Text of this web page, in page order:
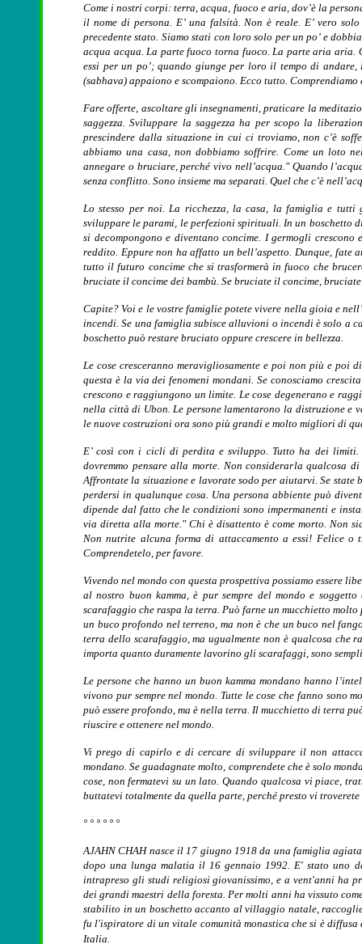
Come i nostri corpi: terra, acqua, fuoco e aria, dov’è la
il nome di persona. E’ una falsità. Non è reale. E’ vero
precedente stato. Siamo stati con loro solo per un po’ e
acqua acqua. La parte fuoco torna fuoco. La parte aria
essi per un po’; quando giunge per loro il tempo di
(sabhava) appaiono e scompaiono. Ecco tutto.
Fare offerte, ascoltare gli insegnamenti, praticare la
saggezza. Sviluppare la saggezza ha per scopo la
prescindere dalla situazione in cui ci troviamo, non c’è
abbiamo una casa, non dobbiamo soffrire. Come un loto
annegare o bruciare, perché vivo nell’acqua." Quando
senza conflitto. Sono insieme ma separati. Quel che c’è
Lo stesso per noi. La ricchezza, la casa, la famiglia e
sviluppare le parami, le perfezioni spirituali. In un boschetto
si decompongono e diventano concime. I germogli
reddito. Eppure non ha affatto un bell’aspetto. Dunque, fate
tutto il futuro concime che si trasformerà in fuoco che
bruciate il concime dei bambù. Se bruciate il concime,
Capite? Voi e le vostre famiglie potete vivere nella gioia e
incendi. Se una famiglia subisce alluvioni o incendi è solo a
boschetto può restare bruciato oppure crescere in bellezza.
Le cose cresceranno meravigliosamente e poi non più e poi
questa è la via dei fenomeni mondani. Se conosciamo
crescono e raggiungono un limite. Le cose degenerano e
nella città di Ubon. Le persone lamentarono la distruzione e
le nuove costruzioni ora sono più grandi e molto migliori di
E’ così con i cicli di perdita e sviluppo. Tutto ha dei limiti.
dovremmo pensare alla morte. Non considerarla qualcosa
Affrontate la situazione e lavorate sodo per aiutarvi. Se
perdersi in qualunque cosa. Una persona abbiente può
dipende dal fatto che le condizioni sono impermanenti e
via diretta alla morte." Chi è disattento è come morto. Non
Non nutrite alcuna forma di attaccamento a essi! Felice
Comprendetelo, per favore.
Vivendo nel mondo con questa prospettiva possiamo essere
al nostro buon kamma, è pur sempre del mondo e
scarafaggio che raspa la terra. Può farne un mucchietto
un buco profondo nel terreno, ma non è che un buco nel
terra dello scarafaggio, ma ugualmente non è qualcosa che
importa quanto duramente lavorino gli scarafaggi, sono
Le persone che hanno un buon kamma mondano hanno
vivono pur sempre nel mondo. Tutte le cose che fanno sono
può essere profondo, ma è nella terra. Il mucchietto di terra
riuscire e ottenere nel mondo.
Vi prego di capirlo e di cercare di sviluppare il non
mondano. Se guadagnate molto, comprendete che è solo
cose, non fermatevi su un lato. Quando qualcosa vi piace,
buttatevi totalmente da quella parte, perché presto vi
° ° ° ° ° °
AJAHN CHAH nasce il 17 giugno 1918 da una famiglia
dopo una lunga malatia il 16 gennaio 1992. E' stato uno
intrapreso gli studi religiosi giovanissimo, e a vent'anni ha
dei grandi maestri della foresta. Per molti anni ha vissuto
stabilito in un boschetto accanto al villaggio natale,
fu l'ispiratore di un vitale comunità monastica che si è
Italia.